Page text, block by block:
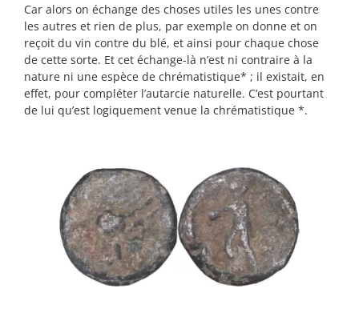
Car alors on échange des choses utiles les unes contre
les autres et rien de plus, par exemple on donne et on
reçoit du vin contre du blé, et ainsi pour chaque chose
de cette sorte. Et cet échange-là n’est ni contraire à la
nature ni une espèce de chrématistique* ; il existait, en
effet, pour compléter l’autarcie naturelle. C’est pourtant
de lui qu’est logiquement venue la chrématistique *.